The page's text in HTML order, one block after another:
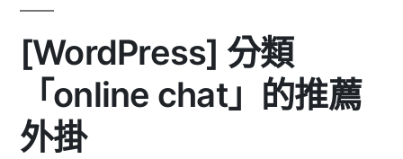
[WordPress] 分類
「online chat」的推薦
外掛